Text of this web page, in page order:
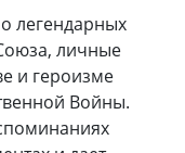
легендарных
личные
и героизме
Войны.